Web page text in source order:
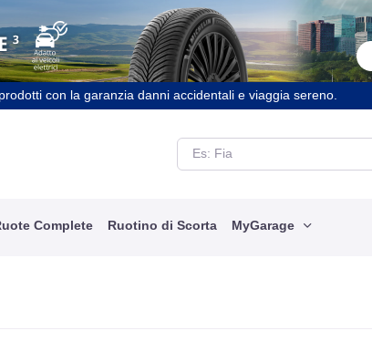
con la garanzia danni accidentali e viaggia sereno.
Complete Ruotino di Scorta MyGarage